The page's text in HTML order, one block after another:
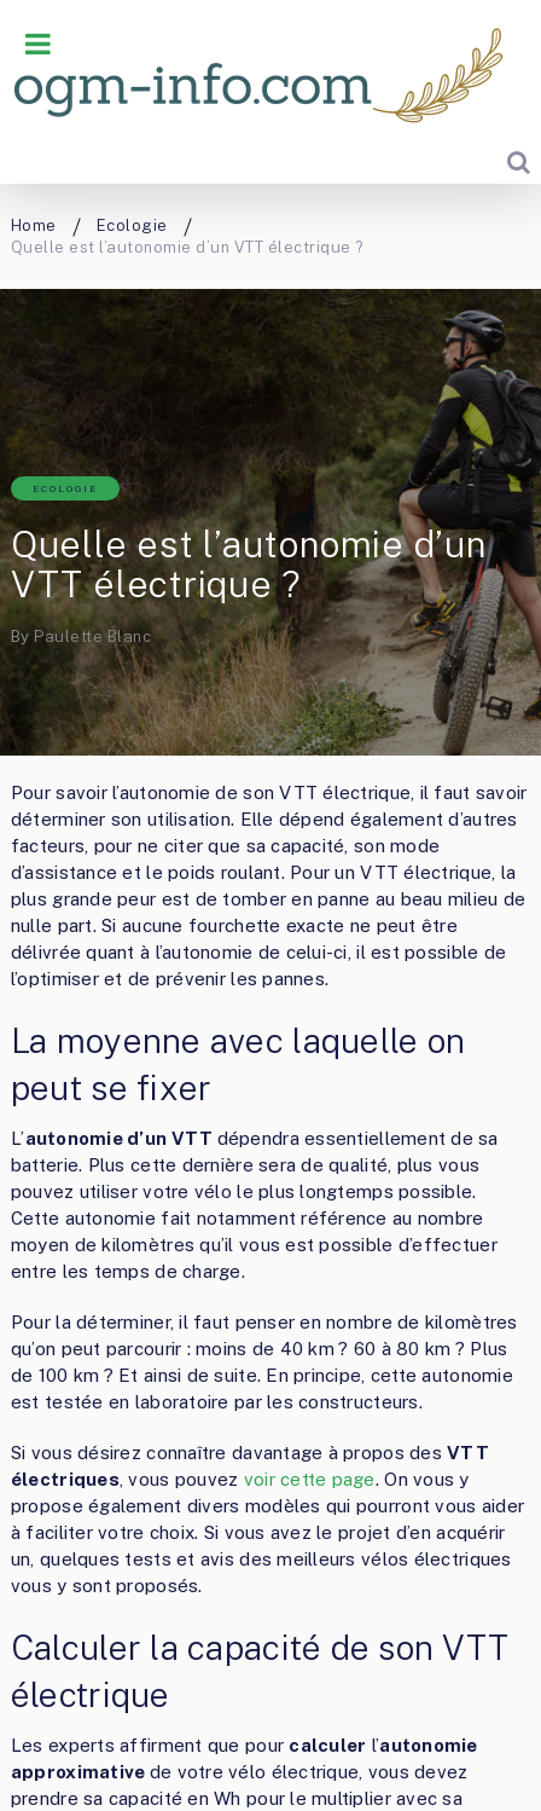
Home
Ecologie
Quelle est l’autonomie d’un VTT électrique ?
ECOLOGIE
Quelle est l’autonomie d’un
VTT électrique ?
By Paulette Blanc
Pour savoir l’autonomie de son VTT électrique, il faut savoir
déterminer son utilisation. Elle dépend également d’autres
facteurs, pour ne citer que sa capacité, son mode
d’assistance et le poids roulant. Pour un VTT électrique, la
plus grande peur est de tomber en panne au beau milieu de
nulle part. Si aucune fourchette exacte ne peut être
délivrée quant à l’autonomie de celui-ci, il est possible de
l’optimiser et de prévenir les pannes.
La moyenne avec laquelle on
peut se fixer
L’autonomie d’un VTT dépendra essentiellement de sa
batterie. Plus cette dernière sera de qualité, plus vous
pouvez utiliser votre vélo le plus longtemps possible.
Cette autonomie fait notamment référence au nombre
moyen de kilomètres qu’il vous est possible d’effectuer
entre les temps de charge.
Pour la déterminer, il faut penser en nombre de kilomètres
qu’on peut parcourir : moins de 40 km ? 60 à 80 km ? Plus
de 100 km ? Et ainsi de suite. En principe, cette autonomie
est testée en laboratoire par les constructeurs.
Si vous désirez connaître davantage à propos desVTT
électriques , vous pouvez voir cette page. On vous y
propose également divers modèles qui pourront vous aider
à faciliter votre choix. Si vous avez le projet d’en acquérir
un, quelques tests et avis des meilleurs vélos électriques
vous y sont proposés.
Calculer la capacité de son VTT
électrique
Les experts affirment que pour calculer l’autonomie
approximative de votre vélo électrique, vous devez
prendre sa capacité en Wh pour le multiplier avec sa